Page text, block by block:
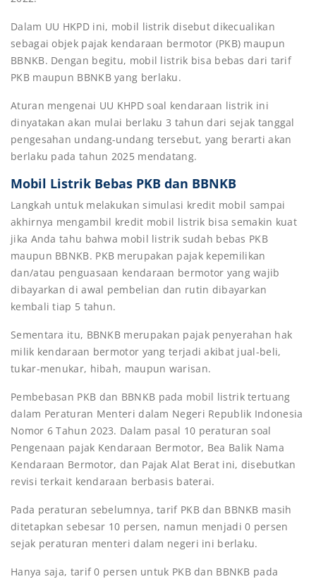
Dalam UU HKPD ini, mobil listrik disebut dikecualikan
sebagai objek pajak kendaraan bermotor (PKB) maupun
BBNKB. Dengan begitu, mobil listrik bisa bebas dari tarif
PKB maupun BBNKB yang berlaku.
Aturan mengenai UU KHPD soal kendaraan listrik ini
dinyatakan akan mulai berlaku 3 tahun dari sejak tanggal
pengesahan undang-undang tersebut, yang berarti akan
berlaku pada tahun 2025 mendatang.
Mobil Listrik Bebas PKB dan BBNKB
Langkah untuk melakukan simulasi kredit mobil sampai
akhirnya mengambil kredit mobil listrik bisa semakin kuat
jika Anda tahu bahwa mobil listrik sudah bebas PKB
maupun BBNKB. PKB merupakan pajak kepemilikan
dan/atau penguasaan kendaraan bermotor yang wajib
dibayarkan di awal pembelian dan rutin dibayarkan
kembali tiap 5 tahun.
Sementara itu, BBNKB merupakan pajak penyerahan hak
milik kendaraan bermotor yang terjadi akibat jual-beli,
tukar-menukar, hibah, maupun warisan.
Pembebasan PKB dan BBNKB pada mobil listrik tertuang
dalam Peraturan Menteri dalam Negeri Republik Indonesia
Nomor 6 Tahun 2023. Dalam pasal 10 peraturan soal
Pengenaan pajak Kendaraan Bermotor, Bea Balik Nama
Kendaraan Bermotor, dan Pajak Alat Berat ini, disebutkan
revisi terkait kendaraan berbasis baterai.
Pada peraturan sebelumnya, tarif PKB dan BBNKB masih
ditetapkan sebesar 10 persen, namun menjadi 0 persen
sejak peraturan menteri dalam negeri ini berlaku.
Hanya saja, tarif 0 persen untuk PKB dan BBNKB pada